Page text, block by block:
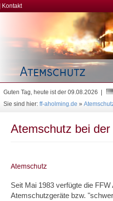
Kontakt
Guten Tag, heute ist der 09.08.2026 |
Sie sind hier: ff-aholming.de »
Atemschutz bei
Seit Mai 1983 verfügte die
Atemschutzgeräte bzw.